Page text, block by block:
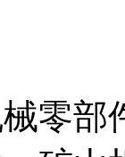
零部